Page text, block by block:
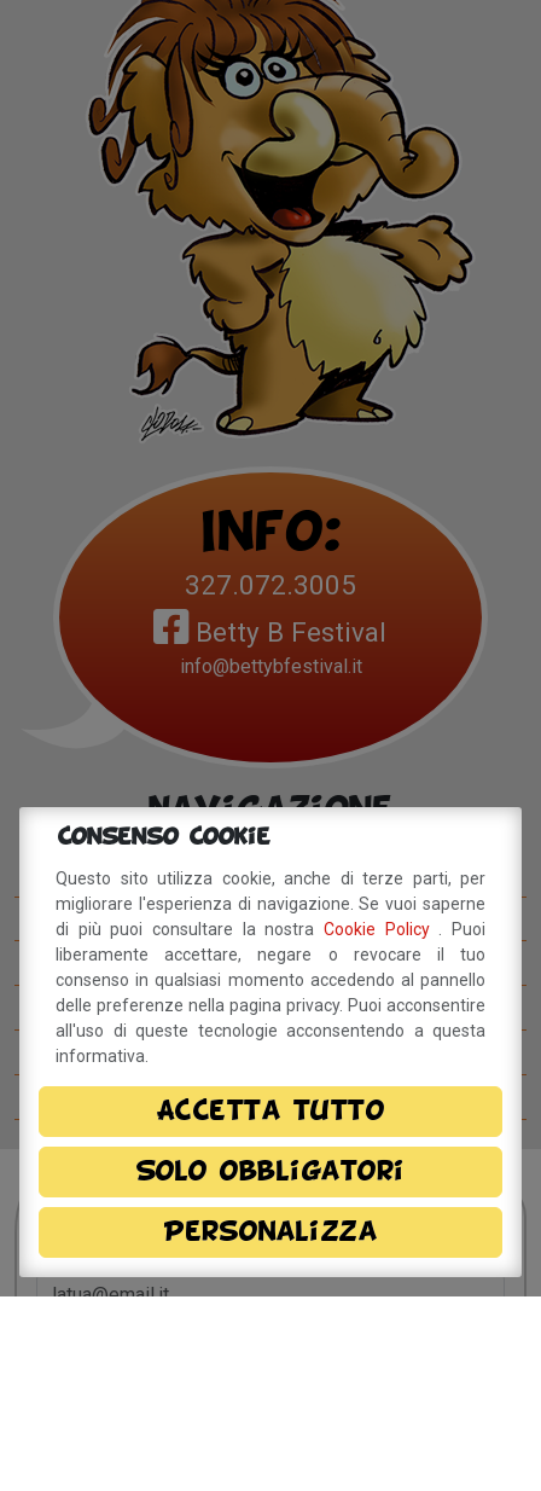
Info:
327.072.3005
Betty B Festival
info@bettybfestival.it
Navigazione
Betty B Festival
I concorsi del BettyB Festival
Come arrivare al BettyB Festival
Il Betty Blog
Comitato del festival
Sei interessato?Resta
in contatto!
Consenso Cookie
Questo sito utilizza cookie, anche di terze parti, per
migliorare l'esperienza di navigazione. Se vuoi saperne
di più puoi consultare la nostra Cookie Policy
. Puoi
liberamente accettare, negare o revocare il tuo
consenso in qualsiasi momento accedendo al pannello
delle preferenze nella pagina privacy. Puoi acconsentire
all'uso di queste tecnologie acconsentendo a questa
informativa.
Accetta tutto
Solo obbligatori
Personalizza